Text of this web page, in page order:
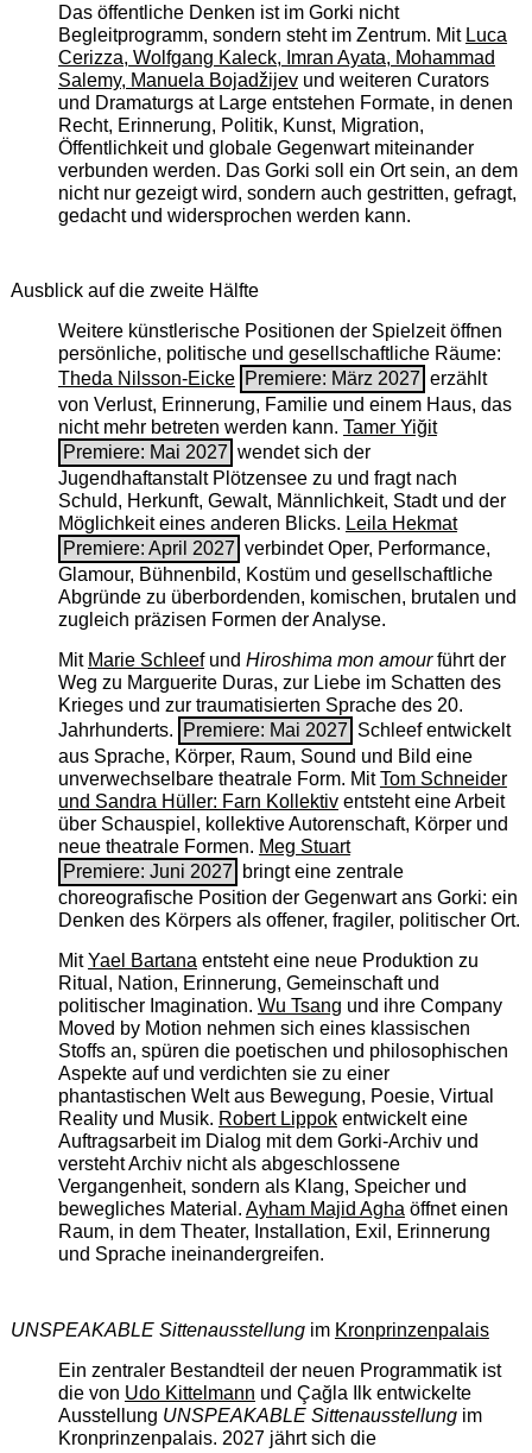
Das öffentliche Denken ist im Gorki nicht
Begleitprogramm, sondern steht im Zentrum. Mit Luca
Cerizza, Wolfgang Kaleck, Imran Ayata, Mohammad
Salemy, Manuela Bojadžijevund weiteren Curators
und Dramaturgs at Large entstehen Formate, in denen
Recht, Erinnerung, Politik, Kunst, Migration,
Öffentlichkeit und globale Gegenwart miteinander
verbunden werden. Das Gorki soll ein Ort sein, an dem
nicht nur gezeigt wird, sondern auch gestritten, gefragt,
gedacht und widersprochen werden kann.
Ausblick auf die zweite Hälfte
Weitere künstlerische Positionen der Spielzeit öffnen
persönliche, politische und gesellschaftliche Räume:
Theda Nilsson-Eicke Premiere: März 2027 erzählt
von Verlust, Erinnerung, Familie und einem Haus, das
nicht mehr betreten werden kann. Tamer Yiğit
Premiere: Mai 2027 wendet sich der
Jugendhaftanstalt Plötzensee zu und fragt nach
Schuld, Herkunft, Gewalt, Männlichkeit, Stadt und der
Möglichkeit eines anderen Blicks. Leila Hekmat
Premiere: April 2027 verbindet Oper, Performance,
Glamour, Bühnenbild, Kostüm und gesellschaftliche
Abgründe zu überbordenden, komischen, brutalen und
zugleich präzisen Formen der Analyse.
Mit Marie Schleefund Hiroshima mon amourführt der
Weg zu Marguerite Duras, zur Liebe im Schatten des
Krieges und zur traumatisierten Sprache des 20.
Jahrhunderts.
Premiere: Mai 2027 Schleef entwickelt
aus Sprache, Körper, Raum, Sound und Bild eine
unverwechselbare theatrale Form. MitTom Schneider
und Sandra Hüller: Farn Kollektiventsteht eine Arbeit
über Schauspiel, kollektive Autorenschaft, Körper und
neue theatrale Formen. Meg Stuart
Premiere: Juni 2027
bringt eine zentrale
choreografische Position der Gegenwart ans Gorki: ein
Denken des Körpers als offener, fragiler, politischer Ort.
MitYael Bartanaentsteht eine neue Produktion zu
Ritual, Nation, Erinnerung, Gemeinschaft und
politischer Imagination. Wu Tsang und ihre Company
Moved by Motion nehmen sich eines klassischen
Stoffs an, spüren die poetischen und philosophischen
Aspekte auf und verdichten sie zu einer
phantastischen Welt aus Bewegung, Poesie, Virtual
Reality und Musik. Robert Lippokentwickelt eine
Auftragsarbeit im Dialog mit dem Gorki-Archiv und
versteht Archiv nicht als abgeschlossene
Vergangenheit, sondern als Klang, Speicher und
bewegliches Material. Ayham Majid Aghaöffnet einen
Raum, in dem Theater, Installation, Exil, Erinnerung
und Sprache ineinandergreifen.
UNSPEAKABLE Sittenausstellungim Kronprinzenpalais
Ein zentraler Bestandteil der neuen Programmatik ist
die von Udo Kittelmann und Çağla Ilk entwickelte
Ausstellung UNSPEAKABLE Sittenausstellungim
Kronprinzenpalais. 2027 jährt sich die